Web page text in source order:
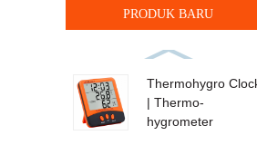
PRODUK BARU
Thermohygro
| Thermo-
hygrometer